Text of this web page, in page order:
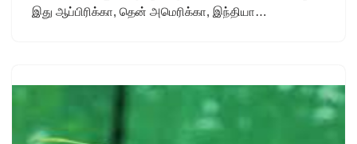
இது ஆப்பிரிக்கா, தென் அமெரிக்கா, இந்தியா…